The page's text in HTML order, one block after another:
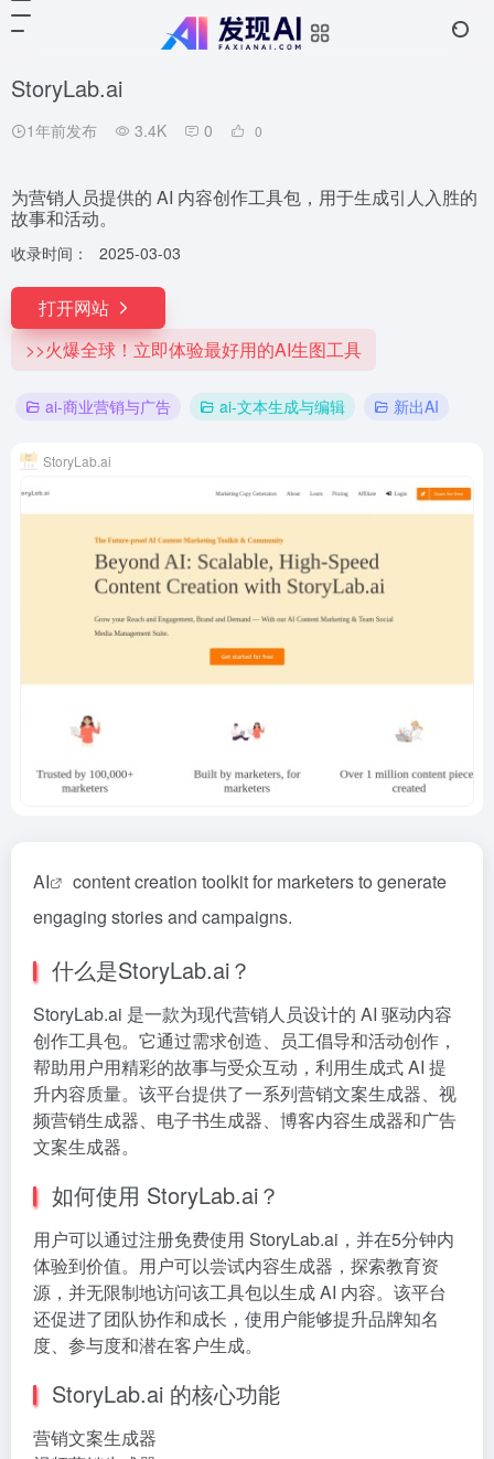
StoryLab.ai
1年前发布 3.4K 0 0
为营销人员提供的 AI 内容创作工具包，用于生成引人入胜的
故事和活动。
收录时间： 2025-03-03
打开网站
>>火爆全球！立即体验最好用的AI生图工具
ai-商业营销与广告 ai-文本生成与编辑 新出AI
StoryLab.ai
AI
content creation toolkit for marketers to generate
engaging stories and campaigns.
什么是StoryLab.ai？
StoryLab.ai 是一款为现代营销人员设计的 AI 驱动内容
创作工具包。它通过需求创造、员工倡导和活动创作，
帮助用户用精彩的故事与受众互动，利用生成式 AI 提
升内容质量。该平台提供了一系列营销文案生成器、视
频营销生成器、电子书生成器、博客内容生成器和广告
文案生成器。
如何使用 StoryLab.ai？
用户可以通过注册免费使用 StoryLab.ai，并在5分钟内
体验到价值。用户可以尝试内容生成器，探索教育资
源，并无限制地访问该工具包以生成 AI 内容。该平台
还促进了团队协作和成长，使用户能够提升品牌知名
度、参与度和潜在客户生成。
StoryLab.ai 的核心功能
营销文案生成器